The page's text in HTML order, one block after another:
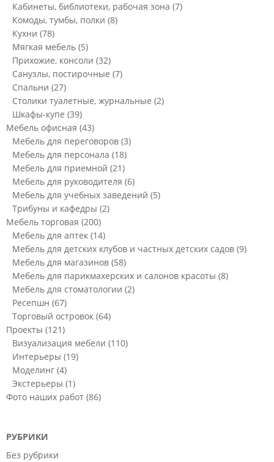
Кабинеты, библиотеки, рабочая зона (7)
Комоды, тумбы, полки (8)
Кухни (78)
Мягкая мебель (5)
Прихожие, консоли (32)
Санузлы, постирочные (7)
Спальни (27)
Столики туалетные, журнальные (2)
Шкафы-купе (39)
Мебель офисная (43)
Мебель для переговоров (3)
Мебель для персонала (18)
Мебель для приемной (21)
Мебель для руководителя (6)
Мебель для учебных заведений (5)
Трибуны и кафедры (2)
Мебель торговая (200)
Мебель для аптек (14)
Мебель для детских клубов и частных детских садов (9)
Мебель для магазинов (58)
Мебель для парикмахерских и салонов красоты (8)
Мебель для стоматологии (2)
Ресепшн (67)
Торговый островок (64)
Проекты (121)
Визуализация мебели (110)
Интерьеры (19)
Моделинг (4)
Экстерьеры (1)
Фото наших работ (86)
РУБРИКИ
Без рубрики